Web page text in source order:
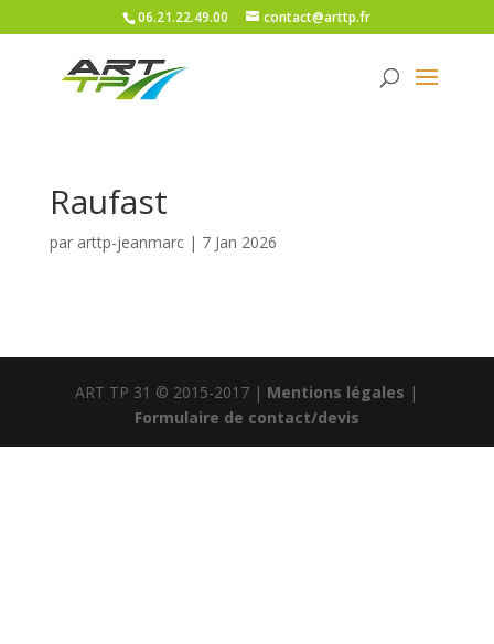
06.21.22.49.00 contact@arttp.fr
Raufast
par arttp-jeanmarc| 7 Jan 2026
ART TP 31 © 2015-2017 | Mentions légales |
Formulaire de contact/devis